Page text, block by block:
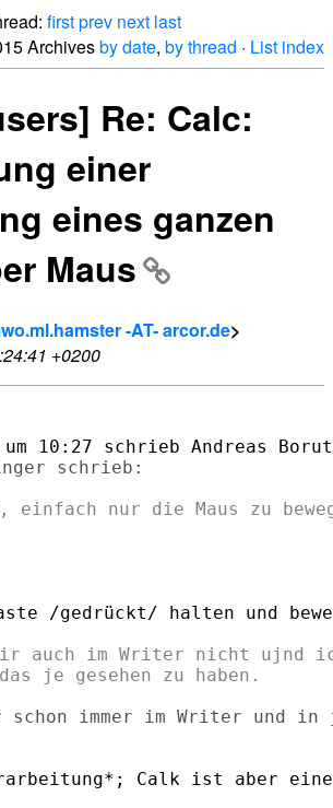
firstprev next last
Archivesby date, by thread · List index
Re: Calc:
einer
eines ganzen
Maus
-AT- arcor.de>
+0200
schrieb:
einfach nur die Maus zu
/gedrückt/ halten und
auch im Writer nicht ujnd
immer im Writer und in
Calk ist aber